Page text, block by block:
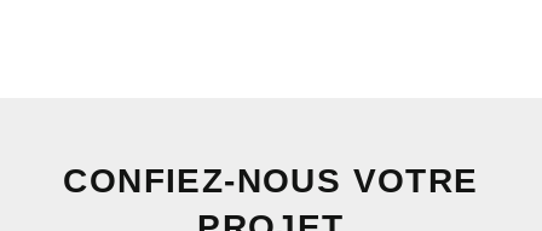
CONFIEZ-NOUS VOTRE